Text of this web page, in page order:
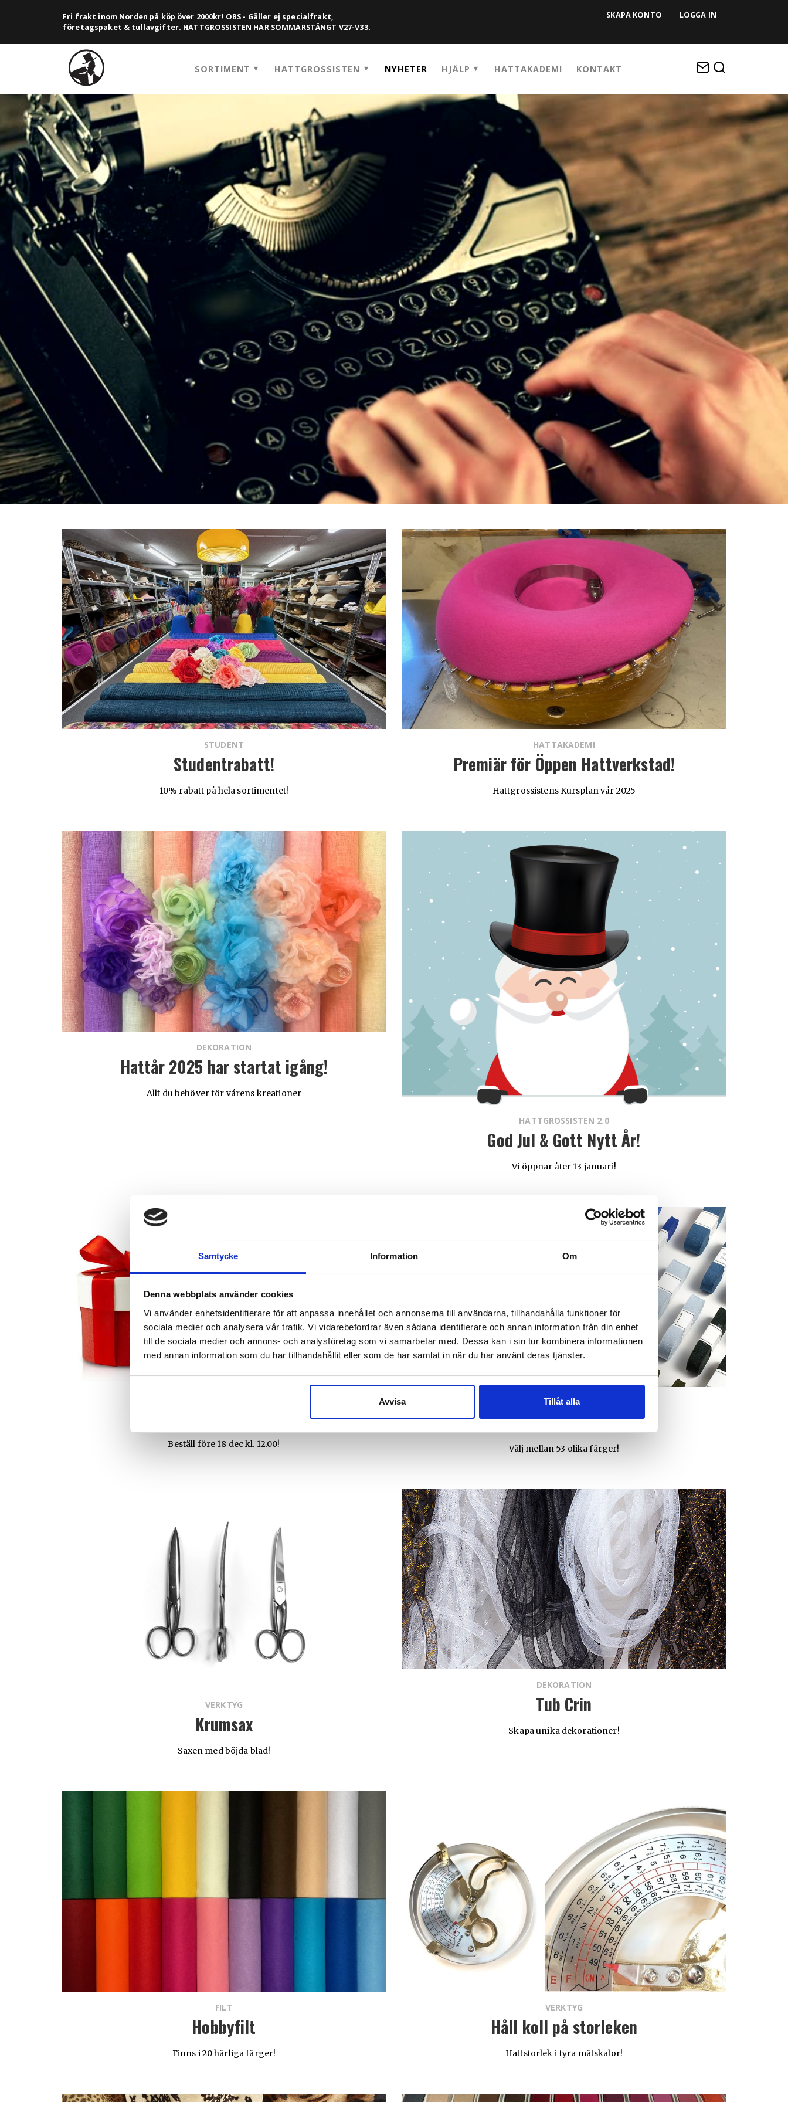
Samtycke Information Om
Denna webbplats använder cookies
Vi använder enhetsidentifierare för att anpassa innehållet och annonserna till användarna, tillhandahålla funktioner för
sociala medier och analysera vår trafik. Vi vidarebefordrar även sådana identifierare och annan information från din enhet
till de sociala medier och annons- och analysföretag som vi samarbetar med. Dessa kan i sin tur kombinera informationen
med annan information som du har tillhandahållit eller som de har samlat in när du har använt deras tjänster.
Avvisa Tillåt alla
Fri frakt inom Norden på köp över 2000kr! OBS - Gäller ej specialfrakt,
företagspaket & tullavgifter. HATTGROSSISTEN HAR SOMMARSTÄNGT V27-V33.
SKAPA KONTO LOGGA IN
SORTIMENT HATTGROSSISTEN NYHETER HJÄLP HATTAKADEMI KONTAKT
STUDENT
Studentrabatt!
10% rabatt på hela sortimentet!
HATTAKADEMI
Premiär för Öppen Hattverkstad!
Hattgrossistens Kursplan vår 2025
DEKORATION
Hattår 2025 har startat igång!
Allt du behöver för vårens kreationer
HATTGROSSISTEN 2.0
God Jul & Gott Nytt År!
Vi öppnar åter 13 januari!
Beställ före 18 dec kl. 12.00!
DEKORATION
Ripsband
Välj mellan 53 olika färger!
VERKTYG
Krumsax
Saxen med böjda blad!
DEKORATION
Tub Crin
Skapa unika dekorationer!
FILT
Hobbyfilt
Finns i 20 härliga färger!
VERKTYG
Håll koll på storleken
Hattstorlek i fyra mätskalor!